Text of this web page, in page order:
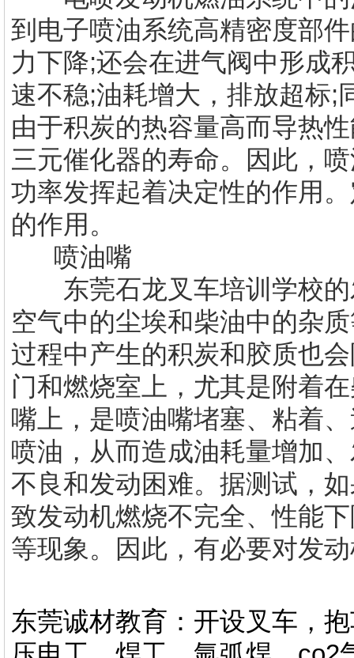
到电子喷油系统高精密度部
力下降;还会在进气阀中形成
速不稳;油耗增大，排放超标;
由于积炭的热容量高而导热
三元催化器的寿命。因此，
功率发挥起着决定性的作用
的作用。
喷油嘴
东莞石龙叉车培训学校的
空气中的尘埃和柴油中的杂
过程中产生的积炭和胶质也
门和燃烧室上，尤其是附着
嘴上，是喷油嘴堵塞、粘着
喷油，从而造成油耗量增加
不良和发动困难。据测试，
致发动机燃烧不完全、性能
等现象。因此，有必要对发
东莞诚材教育：开设叉车，